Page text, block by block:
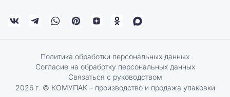
Политика обработки персональных данных
Согласие на обработку персональных данных
Связаться с руководством
2026 г. © КОМУПАК – производство и продажа упаковки